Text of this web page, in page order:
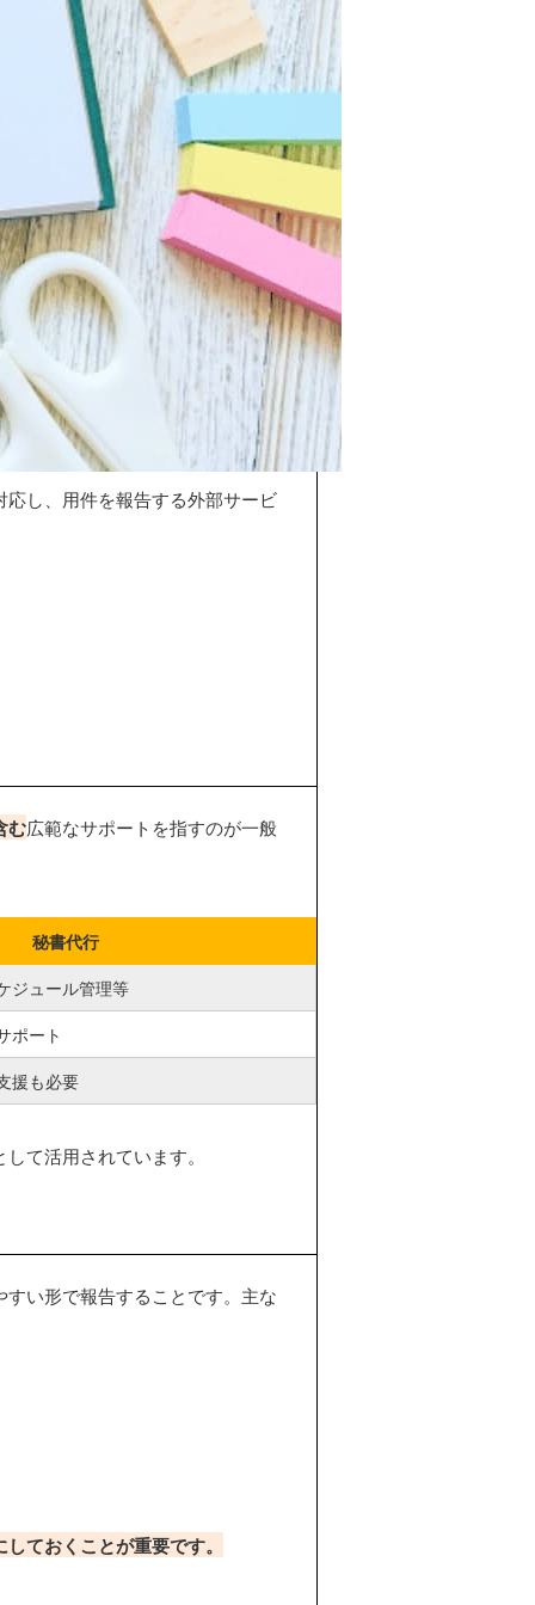
し、用件を報告する外部サービ
む広範なサポートを指すのが一般
秘書代行
ジュール管理等
ポート
援も必要
して活用されています。
い形で報告することです。主な
ておくことが重要です。